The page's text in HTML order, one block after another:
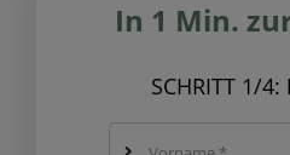
In 1 Min.
SCHRITT 1/4: